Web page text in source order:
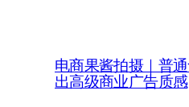
电商果酱拍摄｜普
出高级商业广告质感